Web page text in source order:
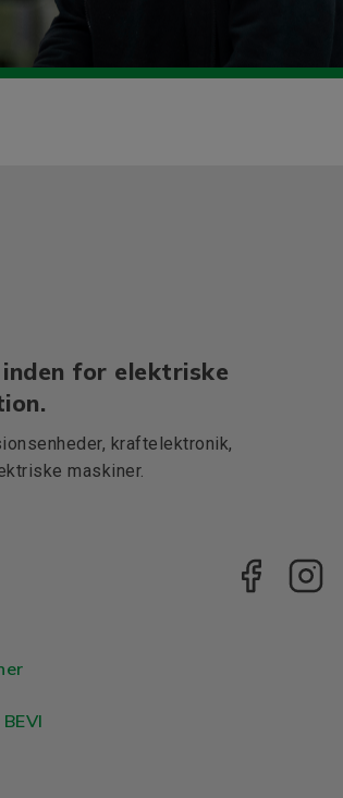
for elektriske
kraftelektronik,
maskiner.